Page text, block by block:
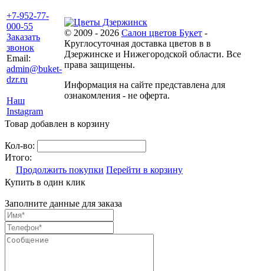
+7-952-77-
000-55
Заказать
звонок
Email:
admin@buket-
dzr.ru
Наш
Instagram
© 2009 - 2026 Салон цветов Букет -
Круглосуточная доставка цветов в в
Дзержинске и Нижегородской области. Все
права защищены.
Информация на сайте представлена для
ознакомления - не оферта.
Товар добавлен в корзину
Кол-во:
Итого:
Продолжить покупки Перейти в корзину
Купить в один клик
Заполните данные для заказа